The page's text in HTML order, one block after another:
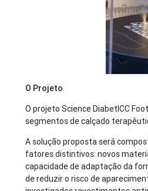
O Projeto
O projeto Science DiabetICC
segmentos de calçado
A solução proposta será
fatores distintivos: novos
capacidade de adaptação da
de reduzir o risco de